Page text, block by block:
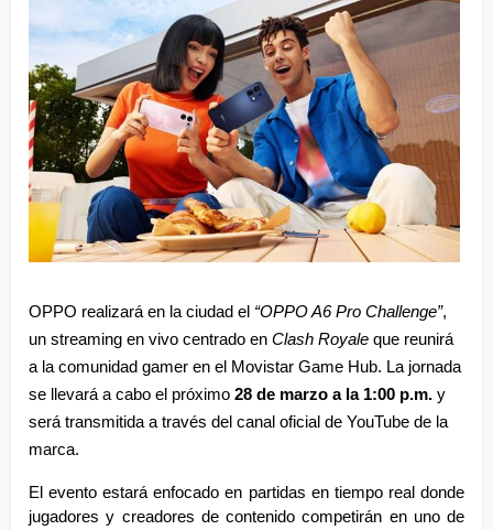
OPPO realizará en la ciudad el “OPPO A6 Pro Challenge”,
un streaming en vivo centrado en Clash Royale que reunirá
a la comunidad gamer en el Movistar Game Hub. La jornada
se llevará a cabo el próximo 28 de marzo a la 1:00 p.m. y
será transmitida a través del canal oficial de YouTube de la
marca.
El evento estará enfocado en partidas en tiempo real donde
jugadores y creadores de contenido competirán en uno de